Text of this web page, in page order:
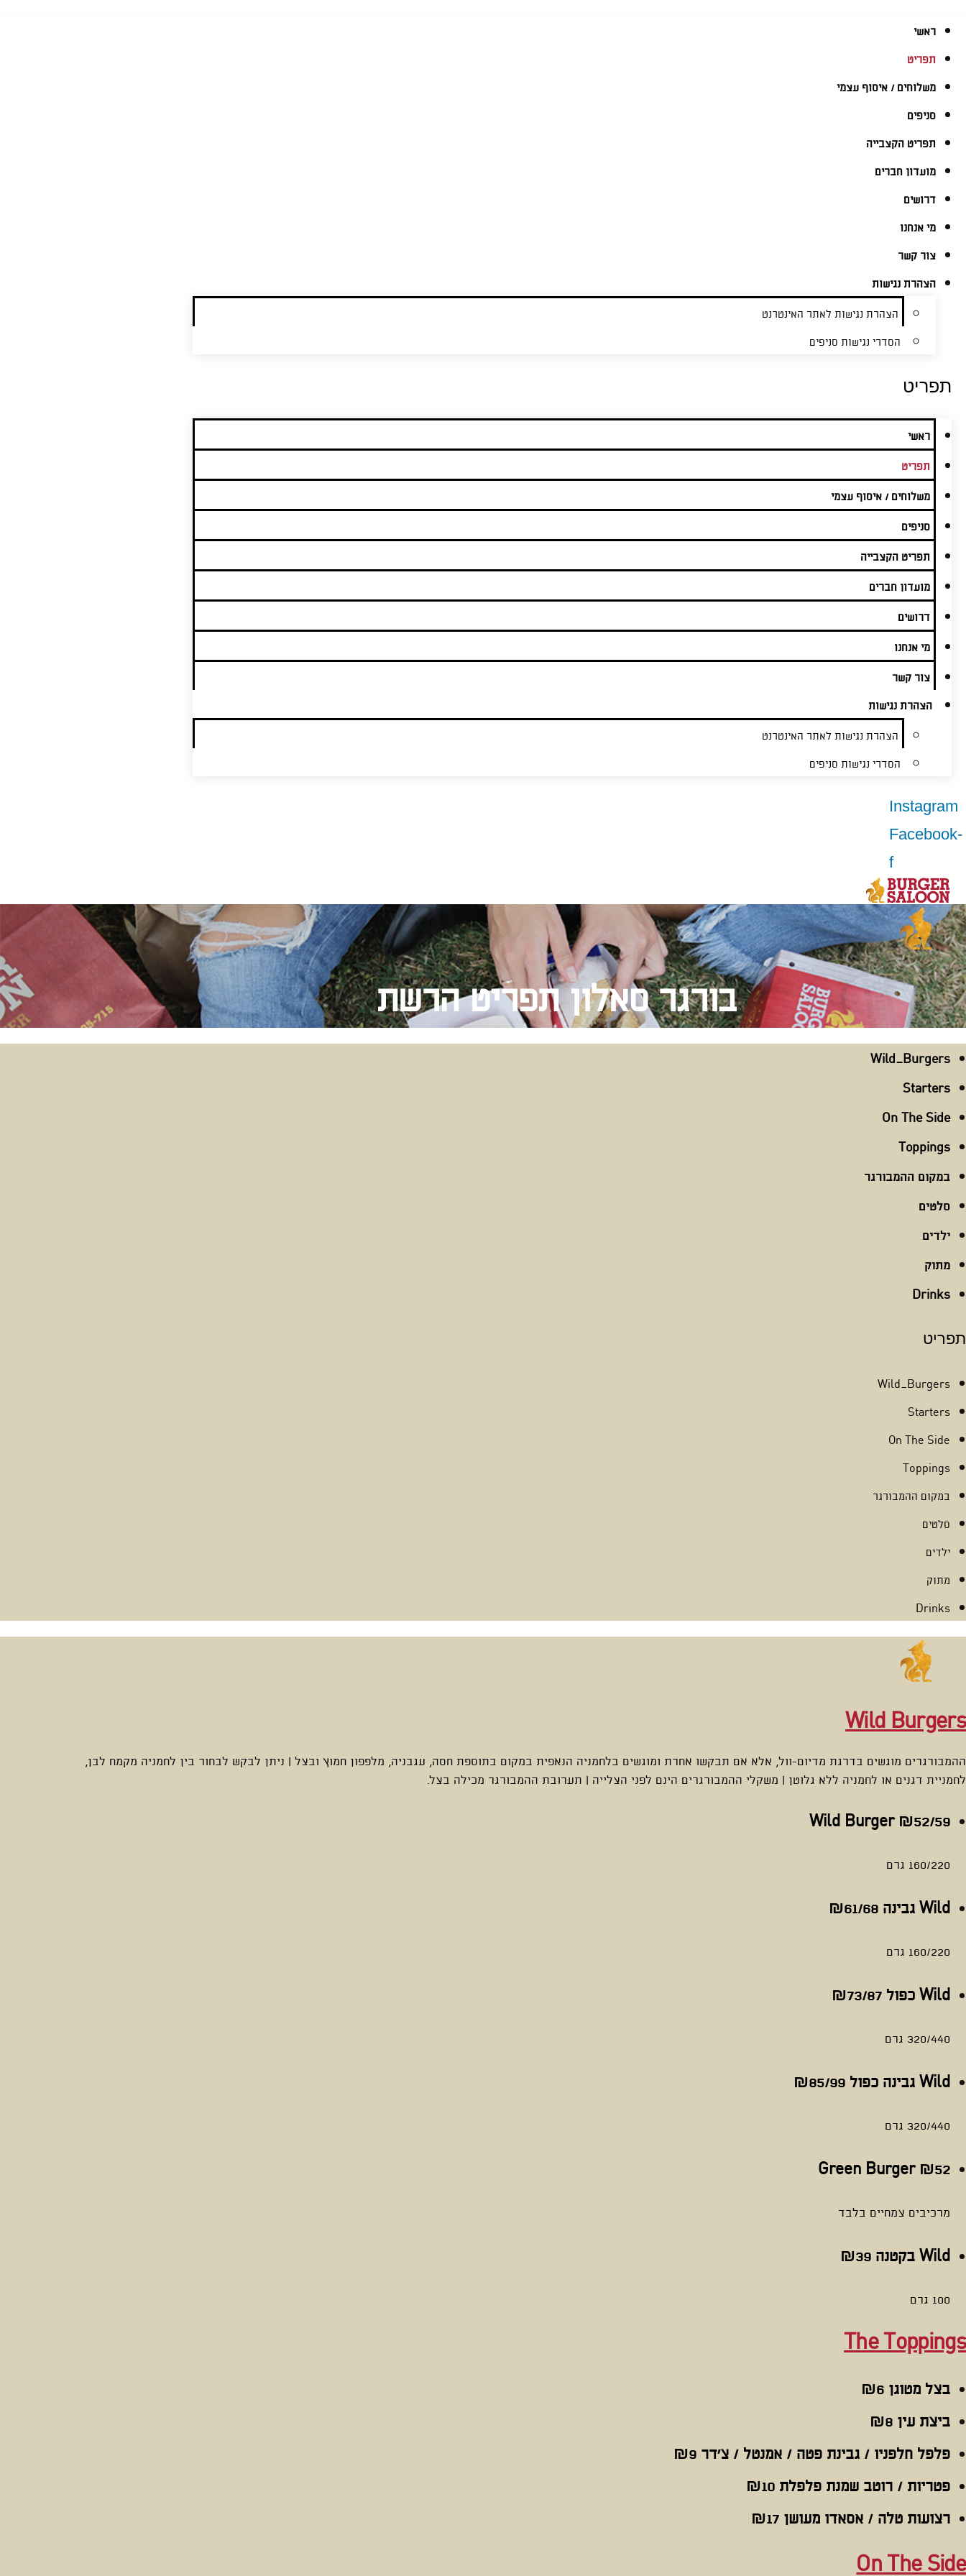
ראשי
תפריט
משלוחים / איסוף עצמי
סניפים
תפריט הקצבייה
מועדון חברים
דרושים
מי אנחנו
צור קשר
הצהרת נגישות
הצהרת נגישות לאתר האינטרנט
הסדרי נגישות סניפים
תפריט
ראשי
תפריט
משלוחים / איסוף עצמי
סניפים
תפריט הקצבייה
מועדון חברים
דרושים
מי אנחנו
צור קשר
הצהרת נגישות
הצהרת נגישות לאתר האינטרנט
הסדרי נגישות סניפים
Instagram
Facebook-
f
בורגר סאלון תפריט הרשת
Wild_Burgers
Starters
On The Side
Toppings
במקום ההמבורגר
סלטים
ילדים
מתוק
Drinks
תפריט
Wild_Burgers
Starters
On The Side
Toppings
במקום ההמבורגר
סלטים
ילדים
מתוק
Drinks
Wild Burgers
ההמבורגרים מוגשים בדרגת מדיום-וול, אלא אם תבקשו אחרת ומוגשים בלחמניה הנאפית במקום בתוספת חסה, עגבניה, מלפפון חמוץ ובצל | ניתן לבקש לבחור בין לחמניה מקמח לבן,
לחמניית דגנים או לחמניה ללא גלוטן | משקלי ההמבורגרים הינם לפני הצלייה | תערובת ההמבורגר מכילה בצל.
Wild Burger ₪52/59
160/220 גרם
Wild גבינה ₪61/68
160/220 גרם
Wild כפול ₪73/87
320/440 גרם
Wild גבינה כפול ₪85/99
320/440 גרם
Green Burger ₪52
מרכיבים צמחיים בלבד
Wild בקטנה ₪39
100 גרם
The Toppings
בצל מטוגן ₪6
ביצת עין ₪8
פלפל חלפניו / גבינת פטה / אמנטל / צ'דר ₪9
פטריות / רוטב שמנת פלפלת ₪10
רצועות טלה / אסאדו מעושן ₪17
On The Side